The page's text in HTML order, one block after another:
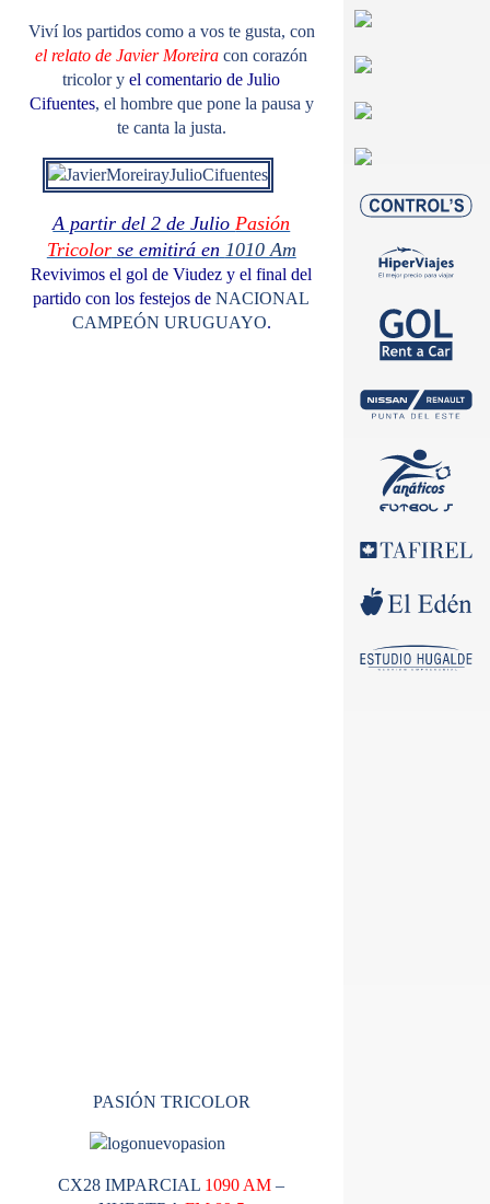
Viví los partidos como a vos te gusta, con
el relato de Javier Moreira con corazón
tricolor yel comentario de Julio
Cifuentes, el hombre que pone la pausa y
te canta la justa.
A partir del 2 de JulioPasión
Tricolorse emitirá en 1010 Am
Revivimos el gol de Viudez y el final del
partido con los festejos deNACIONAL
CAMPEÓN URUGUAYO.
PASIÓN TRICOLOR
CX28 IMPARCIAL 1090 AM –